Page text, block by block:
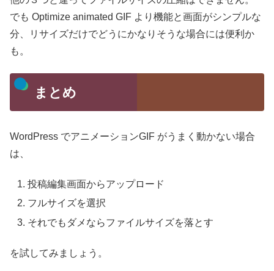
でも Optimize animated GIF より機能と画面がシンプルな
分、リサイズだけでどうにかなりそうな場合には便利か
も。
まとめ
WordPress でアニメーションGIF がうまく動かない場合
は、
投稿編集画面からアップロード
フルサイズを選択
それでもダメならファイルサイズを落とす
を試してみましょう。